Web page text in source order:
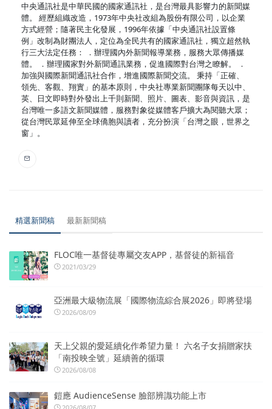
中央通訊社是中華民國的國家通訊社，是台灣最具影響力的新聞媒
體。 經歷組織改造，1973年中央社改組為股份有限公司，以企業
方式經營；隨著民主化發展，1996年依據「中央通訊社設置條
例」改制為財團法人，定位為全民共有的國家通訊社，獨立超然執
行三大法定任務： ．辦理國內外新聞報導業務，服務大眾傳播媒
體。 ．辦理國家對外新聞通訊業務，促進國際對台灣之瞭解。 ．
加強與國際新聞通訊社合作，增進國際新聞交流。 秉持「正確、
領先、客觀、翔實」的基本原則，中央社專業新聞團隊每天以中、
英、日文即時對外發出上千則新聞、照片、圖表、影音與資訊，是
台灣唯一多語文新聞媒體，服務對象從媒體客戶擴大為閱聽大眾；
從台灣民眾延伸至全球僑胞與讀者，充分扮演「台灣之眼，世界之
窗」。
精選新聞稿 最新新聞稿
FLOC唯一基督徒專屬交友APP，基督徒的新福音
2021/03/29
亞洲最大級物流展「國際物流綜合展2026」即將登場
2026/08/09
天上父親的愛延續化作希望力量！ 六名子女捐贈家扶
「南投映全號」延續善的循環
2026/08/08
鎧應 AudienceSense 臉部辨識功能上市